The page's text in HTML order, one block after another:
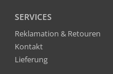
SERVICES
Reklamation & Retouren
Kontakt
Lieferung